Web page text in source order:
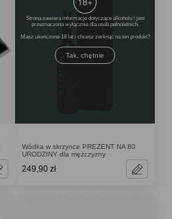
Strona zawiera informacje dotyczące alkoholu i jest
przeznaczona wyłącznie dla osób pełnoletnich.
Masz ukończone 18 lat i chcesz zerknąć na ten produkt
Tak, chętnie
Wódka w skrzynce PREZENT NA 80
URODZINY dla mężczyzny
249,90 zł